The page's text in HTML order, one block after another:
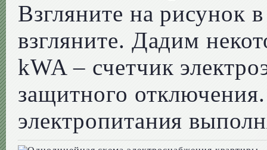
Взгляните на рисунок
взгляните. Дадим
kWA – счетчик
защитного
электропитания